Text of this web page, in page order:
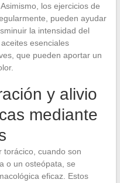
los ejercicios de
pueden ayudar
la intensidad del
esenciales
que pueden aportar un
y alivio
mediante
torácico, cuando son
o un osteópata, se
eficaz. Estos